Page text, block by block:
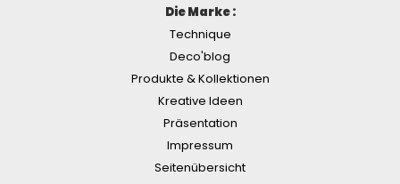
Die Marke :
Technique
Deco'blog
Produkte & Kollektionen
Kreative Ideen
Präsentation
Impressum
Seitenübersicht